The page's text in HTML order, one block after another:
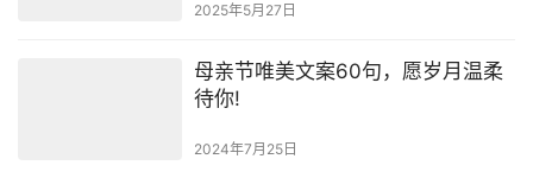
2025年5月27日
母亲节唯美文案60句，愿岁月温柔
待你!
2024年7月25日